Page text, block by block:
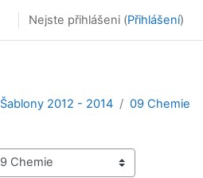
Nejste přihlášeni (Přihlášení)
Šablony 2012 - 2014 09 Chemie